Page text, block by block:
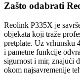
Zašto odabrati
Reolink P335X je
objekata koji traže
pretplate. Uz vrhunsku
i pametne funkcije
sigurnost i mir, znajući
okom najsavremenije